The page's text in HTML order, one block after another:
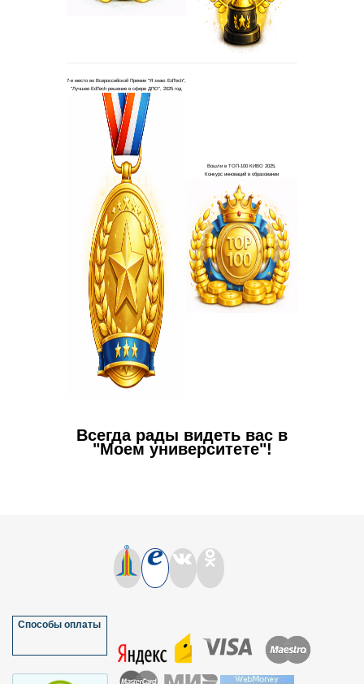
Всегда рады видеть вас в
"Моем университете"!
Способы оплаты